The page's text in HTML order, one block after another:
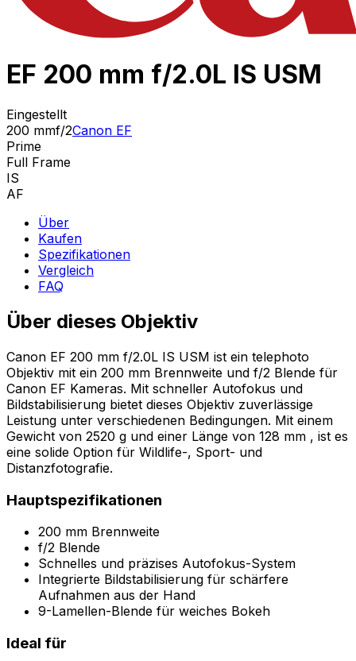
EF 200 mm f/2.0L IS USM
Eingestellt
200 mmf/2Canon EF
Prime
Full Frame
IS
AF
Über
Kaufen
Spezifikationen
Vergleich
FAQ
Über dieses Objektiv
Canon EF 200 mm f/2.0L IS USM ist ein telephoto
Objektiv mit ein 200 mm Brennweite und f/2 Blende für
Canon EF Kameras. Mit schneller Autofokus und
Bildstabilisierung bietet dieses Objektiv zuverlässige
Leistung unter verschiedenen Bedingungen. Mit einem
Gewicht von 2520 g und einer Länge von 128 mm , ist es
eine solide Option für Wildlife-, Sport- und
Distanzfotografie.
Hauptspezifikationen
200 mm Brennweite
f/2 Blende
Schnelles und präzises Autofokus-System
Integrierte Bildstabilisierung für schärfere
Aufnahmen aus der Hand
9-Lamellen-Blende für weiches Bokeh
Ideal für